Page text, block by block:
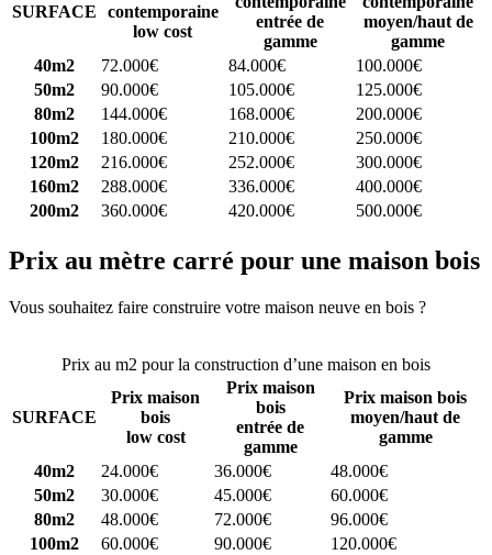
SURFACE
contemporaine
low cost
entrée de
gamme
moyen/haut de
gamme
40m2
72.000€ 84.000€
100.000€
50m2
90.000€ 105.000€
125.000€
80m2
144.000€ 168.000€
200.000€
100m2
180.000€ 210.000€
250.000€
120m2
216.000€ 252.000€
300.000€
160m2
288.000€ 336.000€
400.000€
200m2
360.000€ 420.000€ 500.000€
Prix au mètre carré pour une maison bois
Vous souhaitez faire construire votre maison neuve en bois ?
Prix au m2 pour la construction d’une maison en bois
SURFACE
Prix maison
bois
low cost
Prix maison
bois
entrée de
gamme
Prix maison bois
moyen/haut de
gamme
40m2
24.000€ 36.000€
48.000€
50m2
30.000€ 45.000€
60.000€
80m2
48.000€ 72.000€
96.000€
100m2
60.000€ 90.000€
120.000€